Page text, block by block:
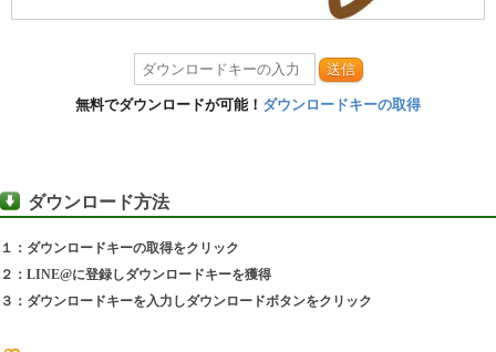
送信
無料でダウンロードが可能！ ダウンロードキーの取得
ダウンロード方法
１：ダウンロードキーの取得をクリック
２：LINE@に登録しダウンロードキーを獲得
３：ダウンロードキーを入力しダウンロードボタンをクリック